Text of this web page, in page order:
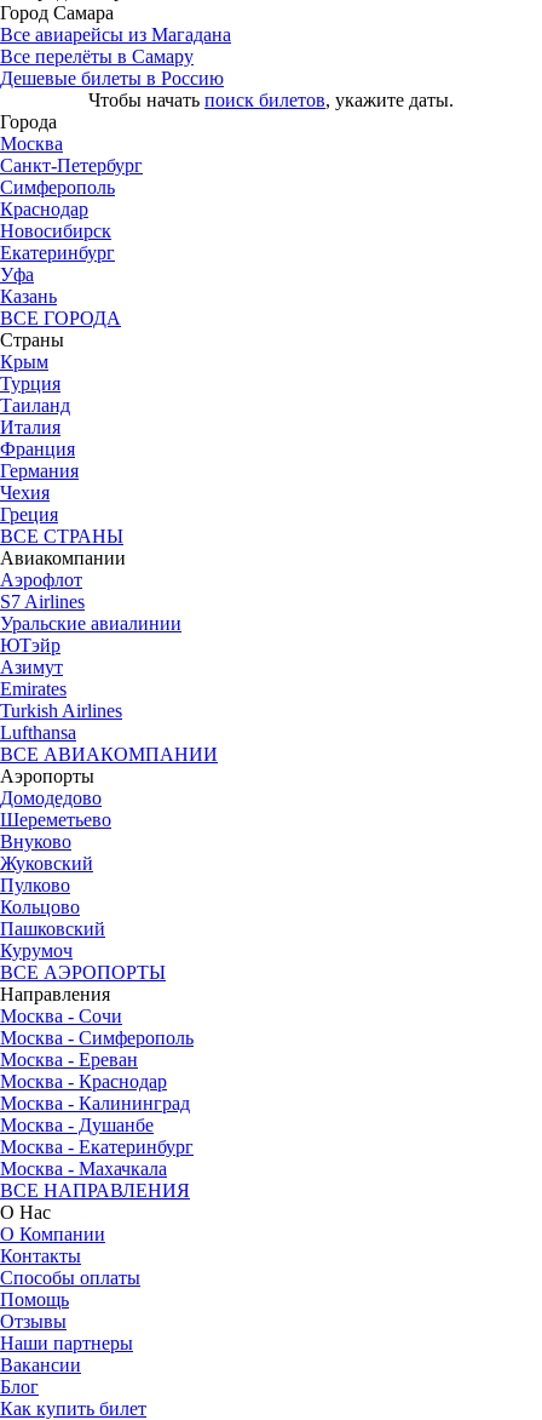
Город Самара
Все авиарейсы из Магадана
Все перелёты в Самару
Дешевые билеты в Россию
Чтобы начать поиск билетов, укажите даты.
Города
Москва
Санкт-Петербург
Симферополь
Краснодар
Новосибирск
Екатеринбург
Уфа
Казань
ВСЕ ГОРОДА
Страны
Крым
Турция
Таиланд
Италия
Франция
Германия
Чехия
Греция
ВСЕ СТРАНЫ
Авиакомпании
Аэрофлот
S7 Airlines
Уральские авиалинии
ЮТэйр
Азимут
Emirates
Turkish Airlines
Lufthansa
ВСЕ АВИАКОМПАНИИ
Аэропорты
Домодедово
Шереметьево
Внуково
Жуковский
Пулково
Кольцово
Пашковский
Курумоч
ВСЕ АЭРОПОРТЫ
Направления
Москва - Сочи
Москва - Симферополь
Москва - Ереван
Москва - Краснодар
Москва - Калининград
Москва - Душанбе
Москва - Екатеринбург
Москва - Махачкала
ВСЕ НАПРАВЛЕНИЯ
О Нас
О Компании
Контакты
Способы оплаты
Помощь
Отзывы
Наши партнеры
Вакансии
Блог
Как купить билет